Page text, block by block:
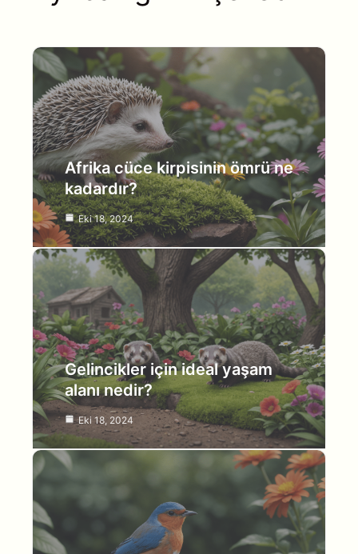
Afrika cüce kirpisinin ömrü ne
kadardır?
Eki 18, 2024
Gelincikler için ideal yaşam
alanı nedir?
Eki 18, 2024